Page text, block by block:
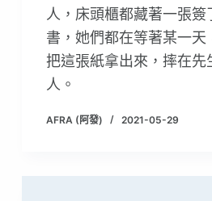
人，床頭櫃都藏著一張
書，她們都在等著某一天
把這張紙拿出來，摔在先
人。
AFRA (阿發) 2021-05-29